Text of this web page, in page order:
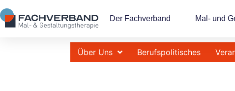
Der Fachverband Mal- und
Über Uns Berufspolitisches